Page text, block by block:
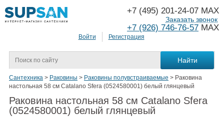
Войти Регистрация
+7 (495) 201-24-07 MAX
+7 (926) 746-76-57 MAX
Заказать звонок
Сантехника > Раковины > Раковины полувстраиваемые > Раковина
настольная 58 см Catalano Sfera (0524580001) белый глянцевый
Раковина настольная 58 см Catalano Sfera
(0524580001) белый глянцевый